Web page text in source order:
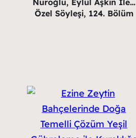
Özel Söyleşi, 124. Bölüm